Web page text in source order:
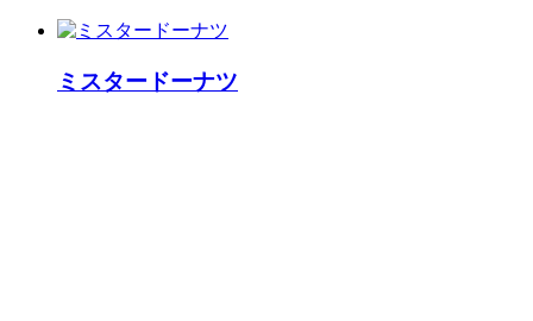
ミスタードーナツ